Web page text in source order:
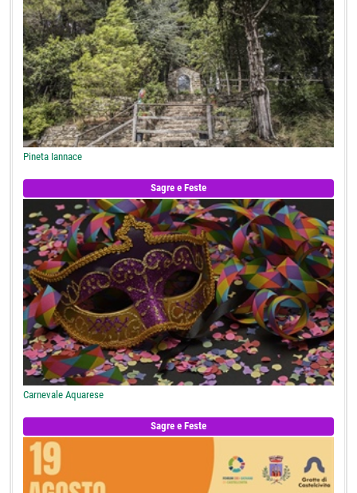
Pineta Iannace
Sagre e Feste
Carnevale Aquarese
Sagre e Feste